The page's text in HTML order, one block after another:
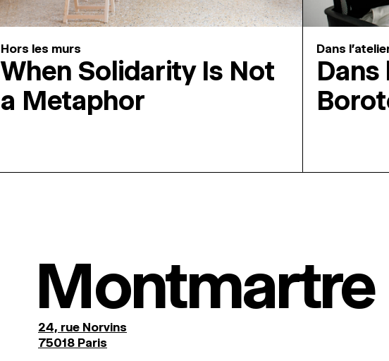
Hors les murs
When Solidarity Is Not
a Metaphor
Dans
Dans
Montmartre
24, rue Norvins
75018 Paris